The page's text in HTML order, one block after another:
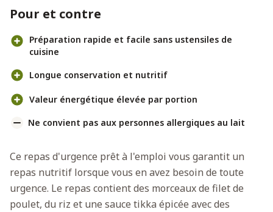
Pour et contre
Préparation rapide et facile sans ustensiles de
cuisine
Longue conservation et nutritif
Valeur énergétique élevée par portion
Ne convient pas aux personnes allergiques au lait
Ce repas d'urgence prêt à l'emploi vous garantit un
repas nutritif lorsque vous en avez besoin de toute
urgence. Le repas contient des morceaux de filet de
poulet, du riz et une sauce tikka épicée avec des